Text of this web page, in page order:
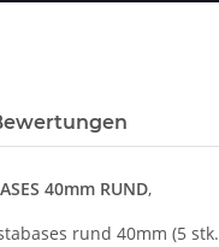
40mm RUND,
rund 40mm (5